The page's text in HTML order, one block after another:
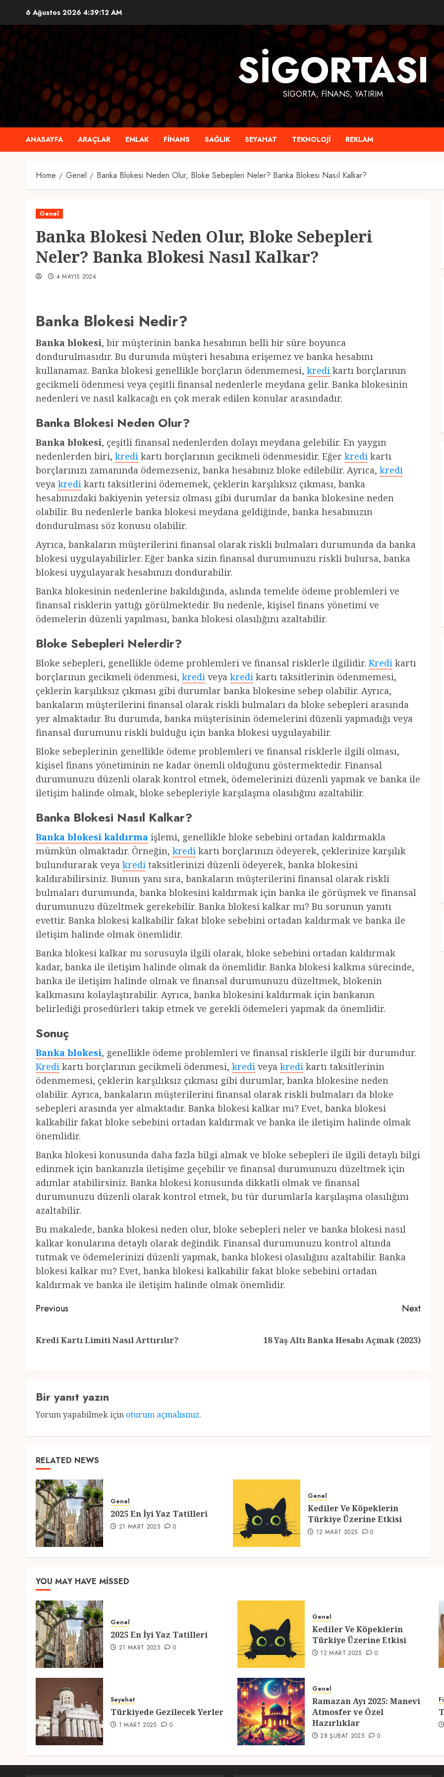
content
6 Ağustos 2026 4:39:13 AM
SIGORTASI
SIGORTA, FINANS, YATIRIM
ANASAYFA ARAÇLAR EMLAK FINANS SAĞLIK SEYAHAT TEKNOLOJI REKLAM
Home Genel Banka Blokesi Neden Olur, Bloke Sebepleri Neler? Banka Blokesi Nasıl Kalkar?
Genel
Banka Blokesi Neden Olur, Bloke Sebepleri
Neler? Banka Blokesi Nasıl Kalkar?
4 MAYIS 2024
Banka Blokesi Nedir?
Banka blokesi, bir müşterinin banka hesabının belli bir süre boyunca
dondurulmasıdır. Bu durumda müşteri hesabına erişemez ve banka hesabını
kullanamaz. Banka blokesi genellikle borçların ödenmemesi, kredi kartı borçlarının
gecikmeli ödenmesi veya çeşitli finansal nedenlerle meydana gelir. Banka blokesinin
nedenleri ve nasıl kalkacağı en çok merak edilen konular arasındadır.
Banka Blokesi Neden Olur?
Banka blokesi, çeşitli finansal nedenlerden dolayı meydana gelebilir. En yaygın
nedenlerden biri, kredi kartı borçlarının gecikmeli ödenmesidir. Eğer kredi kartı
borçlarınızı zamanında ödemezseniz, banka hesabınız bloke edilebilir. Ayrıca, kredi
veya kredi kartı taksitlerini ödememek, çeklerin karşılıksız çıkması, banka
hesabınızdaki bakiyenin yetersiz olması gibi durumlar da banka blokesine neden
olabilir. Bu nedenlerle banka blokesi meydana geldiğinde, banka hesabınızın
dondurulması söz konusu olabilir.
Ayrıca, bankaların müşterilerini finansal olarak riskli bulmaları durumunda da banka
blokesi uygulayabilirler. Eğer banka sizin finansal durumunuzu riskli bulursa, banka
blokesi uygulayarak hesabınızı dondurabilir.
Banka blokesinin nedenlerine bakıldığında, aslında temelde ödeme problemleri ve
finansal risklerin yattığı görülmektedir. Bu nedenle, kişisel finans yönetimi ve
ödemelerin düzenli yapılması, banka blokesi olasılığını azaltabilir.
Bloke Sebepleri Nelerdir?
Bloke sebepleri, genellikle ödeme problemleri ve finansal risklerle ilgilidir. Kredi kartı
borçlarının gecikmeli ödenmesi, kredi veya kredi kartı taksitlerinin ödenmemesi,
çeklerin karşılıksız çıkması gibi durumlar banka blokesine sebep olabilir. Ayrıca,
bankaların müşterilerini finansal olarak riskli bulmaları da bloke sebepleri arasında
yer almaktadır. Bu durumda, banka müşterisinin ödemelerini düzenli yapmadığı veya
finansal durumunu riskli bulduğu için banka blokesi uygulayabilir.
Bloke sebeplerinin genellikle ödeme problemleri ve finansal risklerle ilgili olması,
kişisel finans yönetiminin ne kadar önemli olduğunu göstermektedir. Finansal
durumunuzu düzenli olarak kontrol etmek, ödemelerinizi düzenli yapmak ve banka ile
iletişim halinde olmak, bloke sebepleriyle karşılaşma olasılığını azaltabilir.
Banka Blokesi Nasıl Kalkar?
Banka blokesi kaldırma işlemi, genellikle bloke sebebini ortadan kaldırmakla
mümkün olmaktadır. Örneğin, kredi kartı borçlarınızı ödeyerek, çeklerinize karşılık
bulundurarak veya kredi taksitlerinizi düzenli ödeyerek, banka blokesini
kaldırabilirsiniz. Bunun yanı sıra, bankaların müşterilerini finansal olarak riskli
bulmaları durumunda, banka blokesini kaldırmak için banka ile görüşmek ve finansal
durumunuzu düzeltmek gerekebilir. Banka blokesi kalkar mı? Bu sorunun yanıtı
evettir. Banka blokesi kalkabilir fakat bloke sebebini ortadan kaldırmak ve banka ile
iletişim halinde olmak önemlidir.
Banka blokesi kalkar mı sorusuyla ilgili olarak, bloke sebebini ortadan kaldırmak
kadar, banka ile iletişim halinde olmak da önemlidir. Banka blokesi kalkma sürecinde,
banka ile iletişim halinde olmak ve finansal durumunuzu düzeltmek, blokenin
kalkmasını kolaylaştırabilir. Ayrıca, banka blokesini kaldırmak için bankanın
belirlediği prosedürleri takip etmek ve gerekli ödemeleri yapmak da önemlidir.
Sonuç
Banka blokesi, genellikle ödeme problemleri ve finansal risklerle ilgili bir durumdur.
Kredi kartı borçlarının gecikmeli ödenmesi, kredi veya kredi kartı taksitlerinin
ödenmemesi, çeklerin karşılıksız çıkması gibi durumlar, banka blokesine neden
olabilir. Ayrıca, bankaların müşterilerini finansal olarak riskli bulmaları da bloke
sebepleri arasında yer almaktadır. Banka blokesi kalkar mı? Evet, banka blokesi
kalkabilir fakat bloke sebebini ortadan kaldırmak ve banka ile iletişim halinde olmak
önemlidir.
Banka blokesi konusunda daha fazla bilgi almak ve bloke sebepleri ile ilgili detaylı bilgi
edinmek için bankanızla iletişime geçebilir ve finansal durumunuzu düzeltmek için
adımlar atabilirsiniz. Banka blokesi konusunda dikkatli olmak ve finansal
durumunuzu düzenli olarak kontrol etmek, bu tür durumlarla karşılaşma olasılığını
azaltabilir.
Bu makalede, banka blokesi neden olur, bloke sebepleri neler ve banka blokesi nasıl
kalkar konularına detaylı olarak değindik. Finansal durumunuzu kontrol altında
tutmak ve ödemelerinizi düzenli yapmak, banka blokesi olasılığını azaltabilir. Banka
blokesi kalkar mı? Evet, banka blokesi kalkabilir fakat bloke sebebini ortadan
kaldırmak ve banka ile iletişim halinde olmak önemlidir.
Post
Previous
Kredi Kartı Limiti Nasıl Arttırılır?
Next
18 Yaş Altı Banka Hesabı Açmak (2023)
Bir yanıt yazın
Yorum yapabilmek için oturum açmalısınız.
RELATED NEWS
Genel
2025 En İyi Yaz Tatilleri
21 MART 2025 0
Genel
Kediler Ve Köpeklerin
Türkiye Üzerine Etkisi
12 MART 2025 0
YOU MAY HAVE MISSED
Genel
2025 En İyi Yaz Tatilleri
21 MART 2025 0
Genel
Kediler Ve Köpeklerin
Türkiye Üzerine Etkisi
12 MART 2025 0
Seyahat
Türkiyede Gezilecek Yerler
1 MART 2025 0
Genel
Ramazan Ayı 2025: Manevi
Atmosfer ve Özel
Hazırlıklar
28 ŞUBAT 2025 0